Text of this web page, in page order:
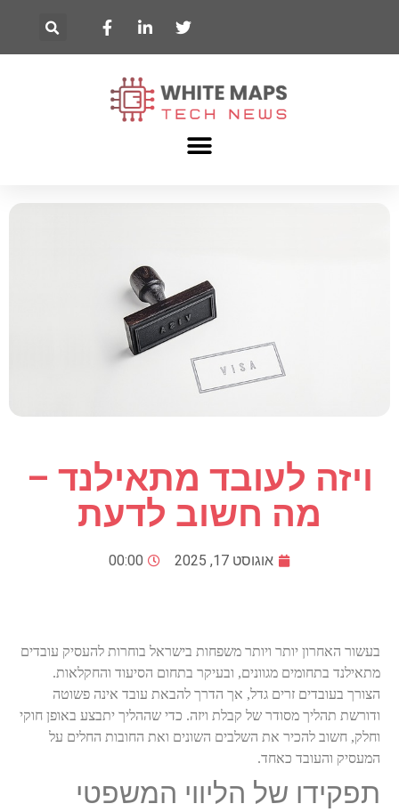
ויזה לעובד מתאילנד –
מה חשוב לדעת
אוגוסט 17, 2025 00:00
בעשור האחרון יותר ויותר משפחות בישראל בוחרות להעסיק עובדים
מתאילנד בתחומים מגוונים, ובעיקר בתחום הסיעוד והחקלאות.
הצורך בעובדים זרים גדל, אך הדרך להבאת עובד אינה פשוטה
ודורשת תהליך מסודר של קבלת ויזה. כדי שההליך יתבצע באופן חוקי
וחלק, חשוב להכיר את השלבים השונים ואת החובות החלים על
המעסיק והעובד כאחד.
תפקידו של הליווי המשפטי